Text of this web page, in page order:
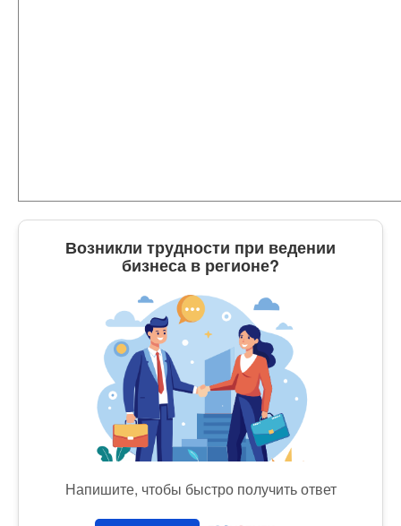
Возникли трудности при ведении
бизнеса в регионе?
Напишите, чтобы быстро получить ответ